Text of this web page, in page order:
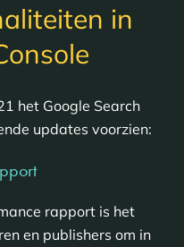
in
het Google Search
updates voorzien:
rapport is het
en publishers om in